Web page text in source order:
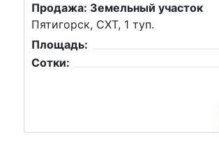
Продажа: Земельный участок
Пятигорск, СХТ, 1 туп.
Площадь:
Сотки: